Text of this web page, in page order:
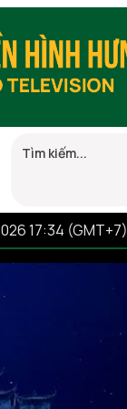
17:34 (GMT+7)